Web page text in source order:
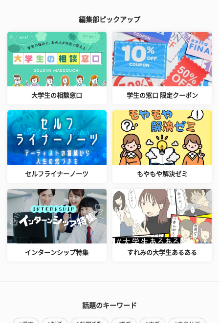
編集部ピックアップ
大学生の相談窓口 学生の窓口 限定クーポン
セルフライナーノーツ もやもや解決ゼミ
インターンシップ特集 すれみの大学生あるある
話題のキーワード